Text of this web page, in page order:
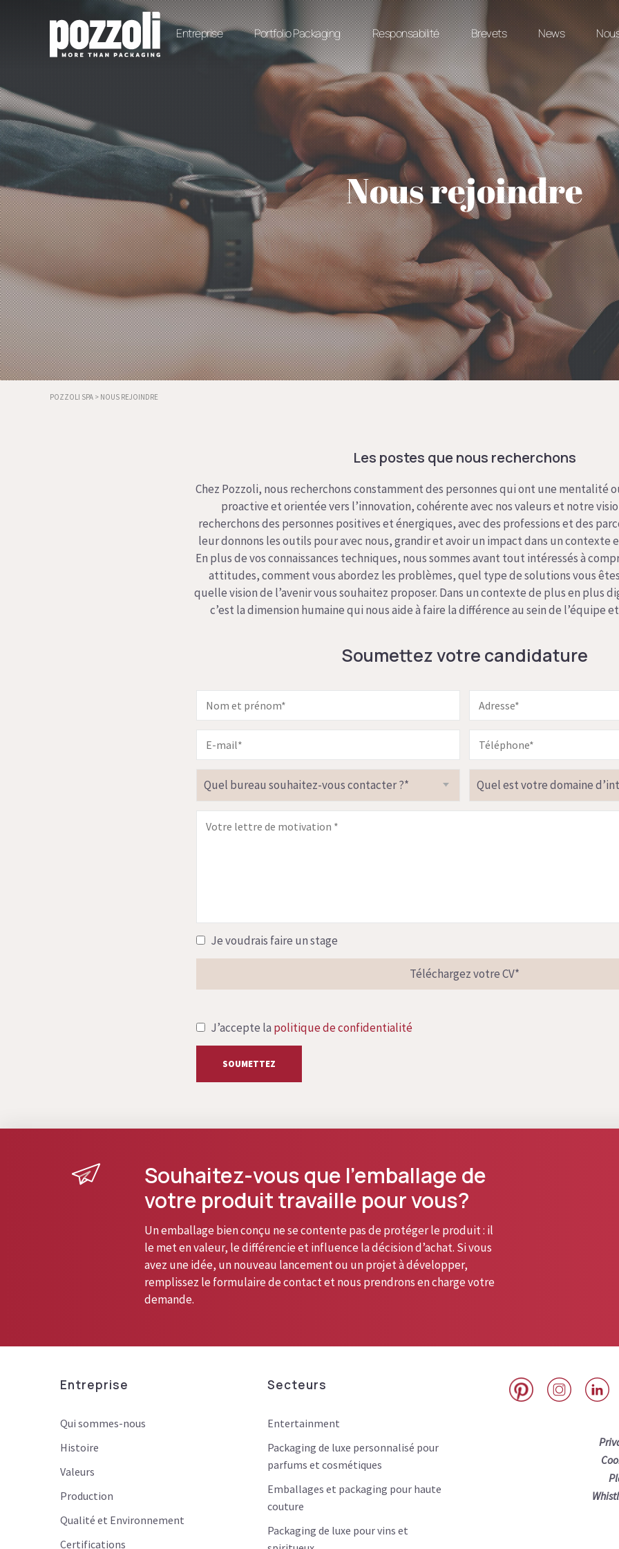
Entreprise Portfolio Packaging Responsabilité Brevets News
Nous rejoindre
POZZOLI SPA > NOUS REJOINDRE
Les postes que nous recherchons
Chez Pozzoli, nous recherchons constamment des personnes qui ont une mentalité
proactive et orientée vers l’innovation, cohérente avec nos valeurs et notre
recherchons des personnes positives et énergiques, avec des professions et des
leur donnons les outils pour avec nous, grandir et avoir un impact dans un contexte
En plus de vos connaissances techniques, nous sommes avant tout intéressés à
attitudes, comment vous abordez les problèmes, quel type de solutions vous
quelle vision de l’avenir vous souhaitez proposer. Dans un contexte de plus en plus
c’est la dimension humaine qui nous aide à faire la différence au sein de l’équipe
Soumettez votre candidature
Quel bureau souhaitez-vous contacter ?* Quel est votre domaine
Je voudrais faire un stage
Téléchargez votre CV*
J’accepte la politique de confidentialité
SOUMETTEZ
Souhaitez-vous que l’emballage de
votre produit travaille pour vous?
Un emballage bien conçu ne se contente pas de protéger le produit : il
le met en valeur, le différencie et influence la décision d’achat. Si vous
avez une idée, un nouveau lancement ou un projet à développer,
remplissez le formulaire de contact et nous prendrons en charge votre
demande.
Entreprise
Qui sommes-nous
Histoire
Valeurs
Production
Qualité et Environnement
Certifications
Secteurs
Entertainment
Packaging de luxe personnalisé pour
parfums et cosmétiques
Emballages et packaging pour haute
couture
Packaging de luxe pour vins et